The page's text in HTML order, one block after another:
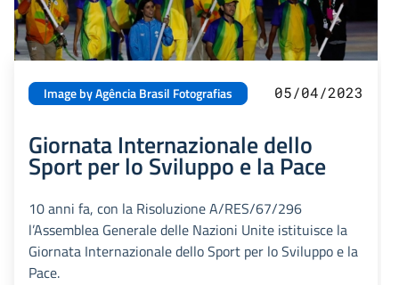
Image by Agência Brasil Fotografias 05/04/2023
Giornata Internazionale dello
Sport per lo Sviluppo e la Pace
10 anni fa, con la Risoluzione A/RES/67/296
l’Assemblea Generale delle Nazioni Unite istituisce la
Giornata Internazionale dello Sport per lo Sviluppo e la
Pace.